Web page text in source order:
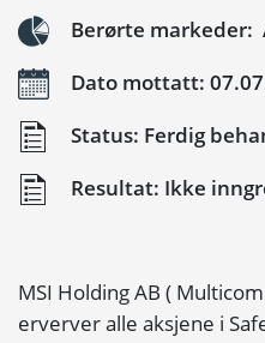
Berørte markeder:
Dato mottatt:
Status: Ferdig
Resultat: Ikke
MSI Holding AB (
erverver alle aksjene i